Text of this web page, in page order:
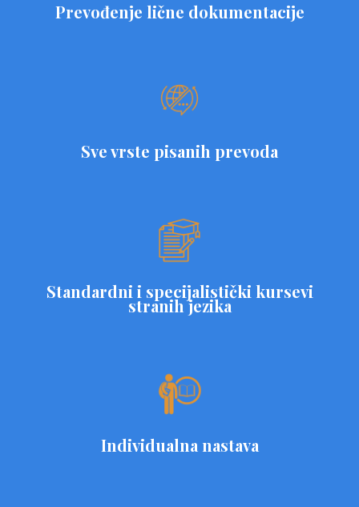
Prevođenje lične dokumentacije
Sve vrste pisanih prevoda
Standardni i specijalistički kursevi
stranih jezika
Individualna nastava